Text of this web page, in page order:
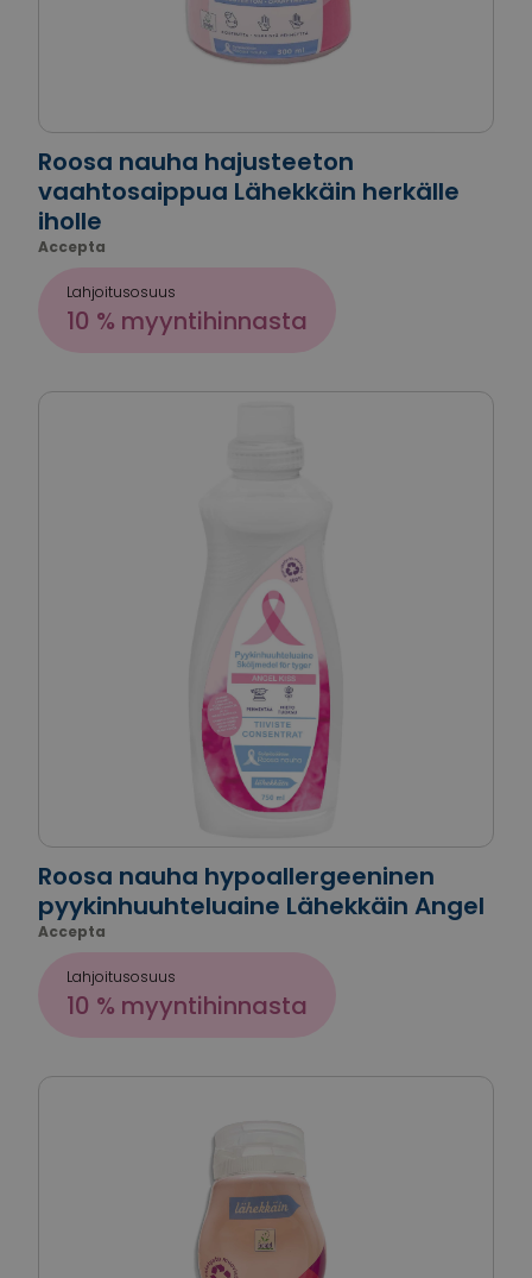
Roosa nauha hajusteeton
vaahtosaippua Lähekkäin herkälle
iholle
Accepta
Lahjoitusosuus
10 % myyntihinnasta
Roosa nauha hypoallergeeninen
pyykinhuuhteluaine Lähekkäin Angel
Accepta
Lahjoitusosuus
10 % myyntihinnasta